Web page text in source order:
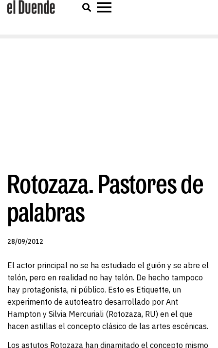
Rotozaza. Pastores de
palabras
28/09/2012
El actor principal no se ha estudiado el guión y se abre el
telón, pero en realidad no hay telón. De hecho tampoco
hay protagonista, ni público. Esto es Etiquette, un
experimento de autoteatro desarrollado por Ant
Hampton y Silvia Mercuriali (Rotozaza, RU) en el que
hacen astillas el concepto clásico de las artes escénicas.
Los astutos Rotozaza han dinamitado el concepto mismo